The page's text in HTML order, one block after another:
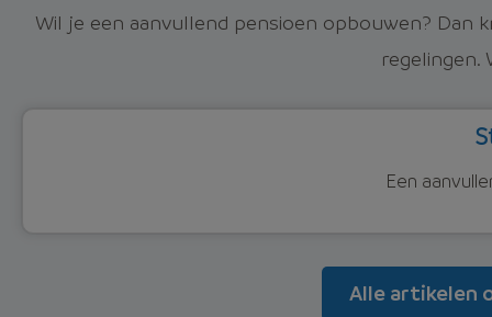
Wil je een aanvullend pensioen opbouwen? Dan
regelingen.
Een
Alle artikelen